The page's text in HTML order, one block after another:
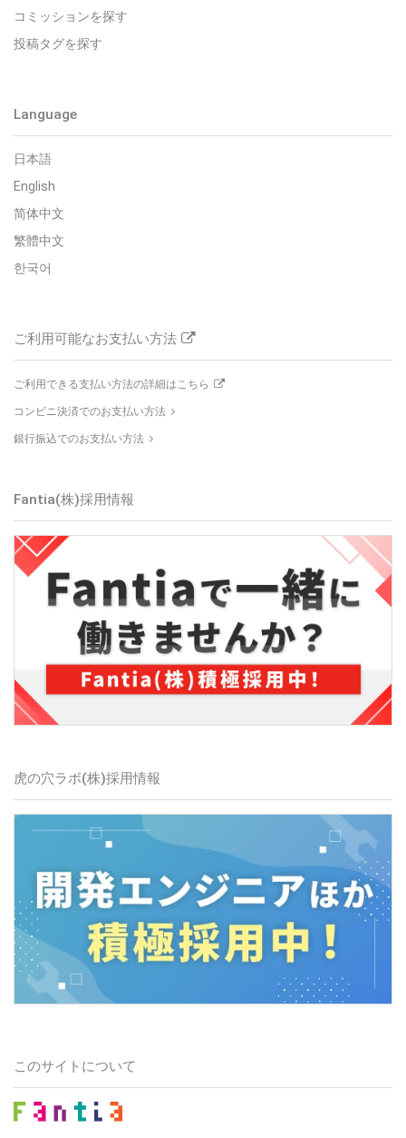
コミッションを探す
投稿タグを探す
Language
日本語
English
简体中文
繁體中文
한국어
ご利用可能なお支払い方法
ご利用できる支払い方法の詳細はこちら
コンビニ決済でのお支払い方法
銀行振込でのお支払い方法
Fantia(株)採用情報
虎の穴ラボ(株)採用情報
このサイトについて